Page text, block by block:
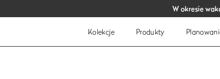
W okresie
W okresie
Kolekcje Produkty